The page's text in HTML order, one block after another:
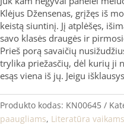
Klėjus Džensenas, grįžęs iš
keistą siuntinį. Jį atplėšęs,
savo klasės draugės ir
Prieš porą savaičių
trylika priežasčių, dėl kurių ji
esąs viena iš jų. Jeigu
Produkto kodas: KN00645
paaugliams, Literatūra